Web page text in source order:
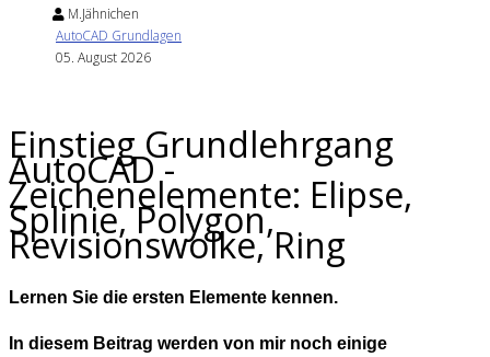
M.Jähnichen
AutoCAD Grundlagen
05. August 2026
Einstieg Grundlehrgang
AutoCAD -
Zeichenelemente: Elipse,
Splinie, Polygon,
Revisionswolke, Ring
Lernen Sie die ersten Elemente kennen.
In diesem Beitrag werden von mir noch einige